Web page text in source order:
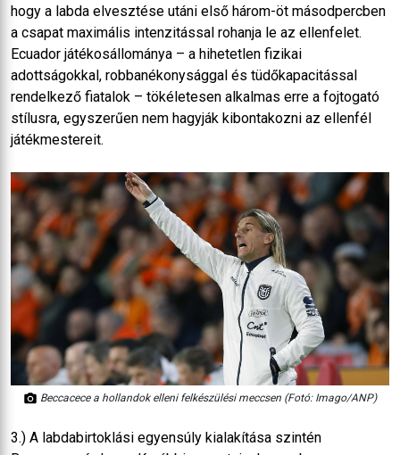
hogy a labda elvesztése utáni első három-öt másodpercben
a csapat maximális intenzitással rohanja le az ellenfelet.
Ecuador játékosállománya – a hihetetlen fizikai
adottságokkal, robbanékonysággal és tüdőkapacitással
rendelkező fiatalok – tökéletesen alkalmas erre a fojtogató
stílusra, egyszerűen nem hagyják kibontakozni az ellenfél
játékmestereit.
Beccacece a hollandok elleni felkészülési meccsen (Fotó: Imago/ANP)
3.) A labdabirtoklási egyensúly kialakítása szintén